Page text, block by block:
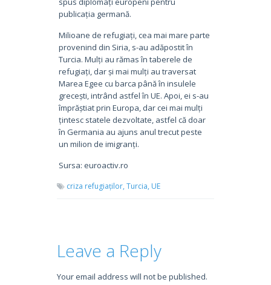
publicația germană.
Milioane de refugiați, cea mai mare parte
provenind din Siria, s-au adăpostit în
Turcia. Mulți au rămas în taberele de
refugiați, dar și mai mulți au traversat
Marea Egee cu barca până în insulele
grecești, intrând astfel în UE. Apoi, ei s-au
împrăștiat prin Europa, dar cei mai mulți
țintesc statele dezvoltate, astfel că doar
în Germania au ajuns anul trecut peste
un milion de imigranți.
Sursa: euroactiv.ro
criza refugiaților, Turcia, UE
Leave a Reply
Your email address will not be published.